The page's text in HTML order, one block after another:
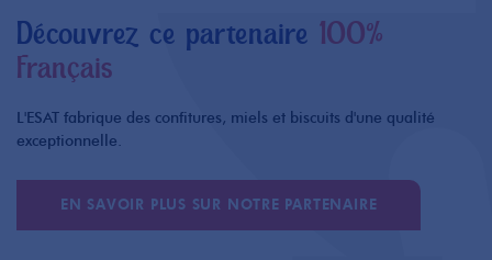
Découvrez ce partenaire 100%
Français
L'ESAT fabrique des confitures, miels et biscuits d'une qualité
exceptionnelle.
EN SAVOIR PLUS SUR NOTRE PARTENAIRE